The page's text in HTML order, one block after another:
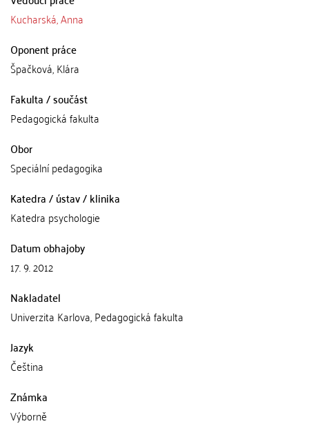
Kucharská, Anna
Oponent práce
Špačková, Klára
Fakulta / součást
Pedagogická fakulta
Obor
Speciální pedagogika
Katedra / ústav / klinika
Katedra psychologie
Datum obhajoby
17. 9. 2012
Nakladatel
Univerzita Karlova, Pedagogická fakulta
Jazyk
Čeština
Známka
Výborně